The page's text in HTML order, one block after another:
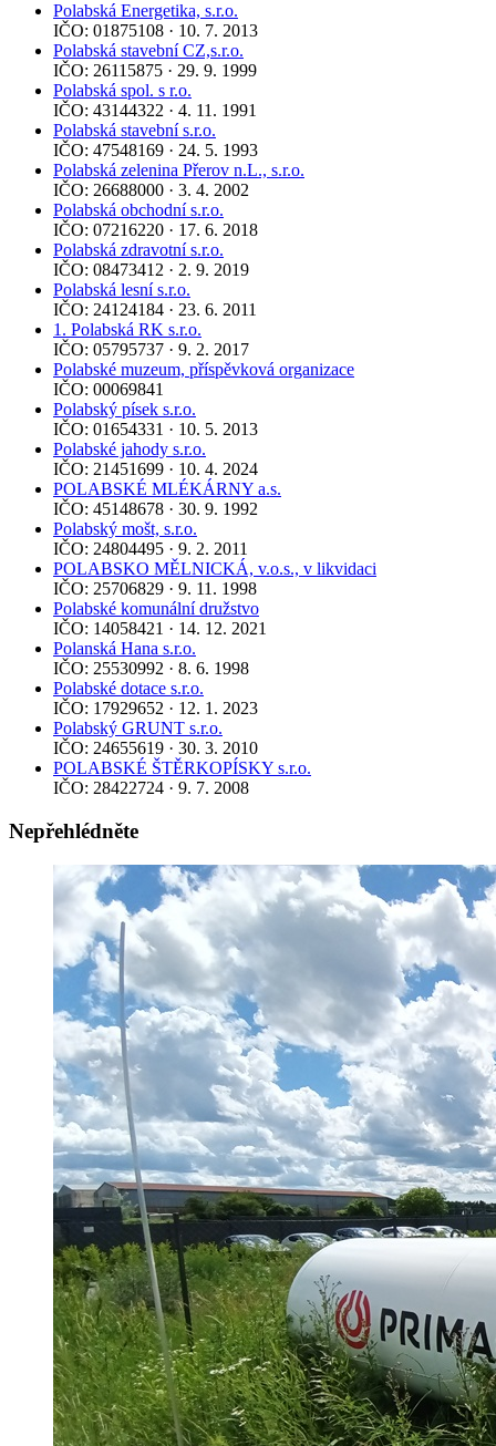
Polabská Energetika, s.r.o.
IČO: 01875108 · 10. 7. 2013
Polabská stavební CZ,s.r.o.
IČO: 26115875 · 29. 9. 1999
Polabská spol. s r.o.
IČO: 43144322 · 4. 11. 1991
Polabská stavební s.r.o.
IČO: 47548169 · 24. 5. 1993
Polabská zelenina Přerov n.L., s.r.o.
IČO: 26688000 · 3. 4. 2002
Polabská obchodní s.r.o.
IČO: 07216220 · 17. 6. 2018
Polabská zdravotní s.r.o.
IČO: 08473412 · 2. 9. 2019
Polabská lesní s.r.o.
IČO: 24124184 · 23. 6. 2011
1. Polabská RK s.r.o.
IČO: 05795737 · 9. 2. 2017
Polabské muzeum, příspěvková organizace
IČO: 00069841
Polabský písek s.r.o.
IČO: 01654331 · 10. 5. 2013
Polabské jahody s.r.o.
IČO: 21451699 · 10. 4. 2024
POLABSKÉ MLÉKÁRNY a.s.
IČO: 45148678 · 30. 9. 1992
Polabský mošt, s.r.o.
IČO: 24804495 · 9. 2. 2011
POLABSKO MĚLNICKÁ, v.o.s., v likvidaci
IČO: 25706829 · 9. 11. 1998
Polabské komunální družstvo
IČO: 14058421 · 14. 12. 2021
Polanská Hana s.r.o.
IČO: 25530992 · 8. 6. 1998
Polabské dotace s.r.o.
IČO: 17929652 · 12. 1. 2023
Polabský GRUNT s.r.o.
IČO: 24655619 · 30. 3. 2010
POLABSKÉ ŠTĚRKOPÍSKY s.r.o.
IČO: 28422724 · 9. 7. 2008
Nepřehlédněte